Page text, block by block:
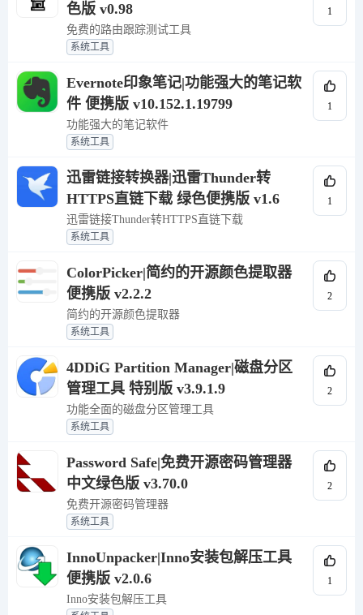
色版 v0.98
免费的路由跟踪测试工具
系统工具
1
Evernote印象笔记|功能强大的笔记软
件 便携版 v10.152.1.19799
功能强大的笔记软件
系统工具
1
迅雷链接转换器|迅雷Thunder转
HTTPS直链下载 绿色便携版 v1.6
迅雷链接Thunder转HTTPS直链下载
系统工具
1
ColorPicker|简约的开源颜色提取器
便携版 v2.2.2
简约的开源颜色提取器
系统工具
2
4DDiG Partition Manager|磁盘分区
管理工具 特别版 v3.9.1.9
功能全面的磁盘分区管理工具
系统工具
2
Password Safe|免费开源密码管理器
中文绿色版 v3.70.0
免费开源密码管理器
系统工具
2
InnoUnpacker|Inno安装包解压工具
便携版 v2.0.6
Inno安装包解压工具
1